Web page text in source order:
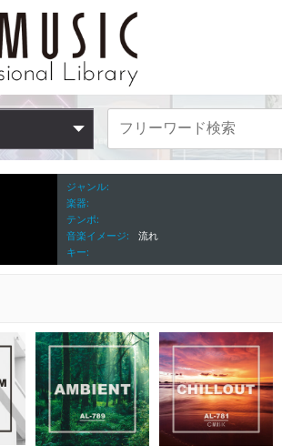
ジャンル
楽器
テンポ
音楽イメージ
流れ
キー